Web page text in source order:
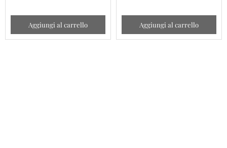
Aggiungi al carrello Aggiungi al carrello